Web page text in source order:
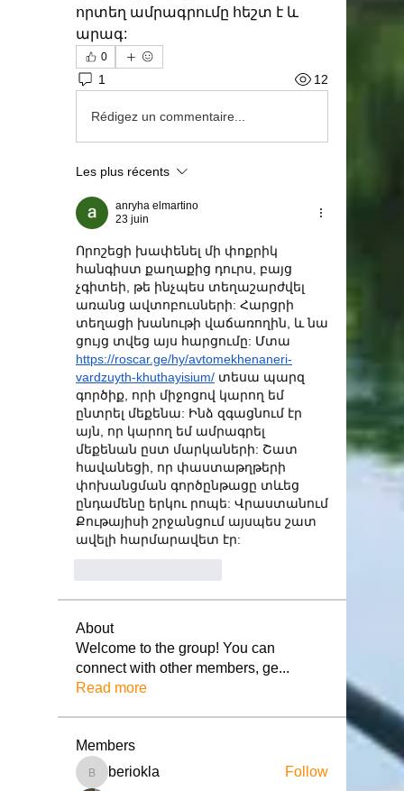
որտեղ ամրագրումը հեշտ է և
արագ:
0
1 12
Rédigez un commentaire...
Les plus récents
anryha elmartino
23 juin
Որոշեցի խափենել մի փոքրիկ
հանգիստ քաղաքից դուրս, բայց
չգիտեի, թե ինչպես տեղաշարժվել
առանց ավտոբուսների: Հարցրի
տեղացի խանութի վաճառողին, և նա
https://roscar.ge/hy/avtomekhenaneri-
vardzuyth-khuthayisium/ տեսա պարզ
գործիք, որի միջոցով կարող եմ
ընտրել մեքենա: Ինձ զգացնում էր
այն, որ կարող եմ ամրագրել
մեքենան ըստ մարկաների: Շատ
հավանեցի, որ փաստաթղթերի
փոխանցման գործընթացը տևեց
ընդամենը երկու րոպե: Վրաստանում
Քութայիսի շրջանցում այսպես շատ
ավելի հարմարավետ էր:
About
Welcome to the group! You can
connect with other members, ge...
Read more
Members
beriokla
beriokla Follow